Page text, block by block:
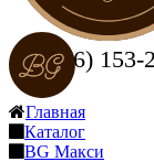
+7 (916) 153-
Заказать
Главная
Каталог
BG Макси